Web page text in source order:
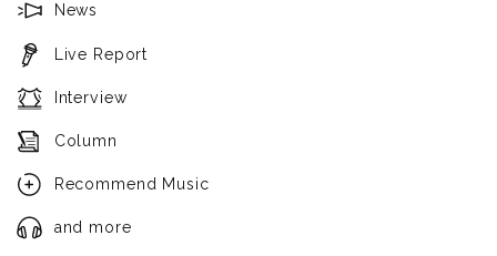
News
Live Report
Interview
Column
Recommend Music
and more